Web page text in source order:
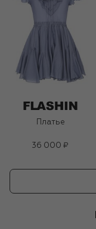
Платье
36 000 ₽